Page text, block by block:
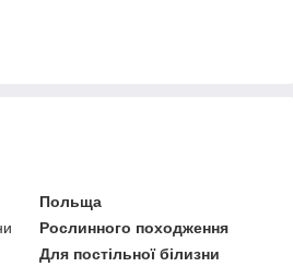
Польща
Рослинного походження
Для постільної білизни